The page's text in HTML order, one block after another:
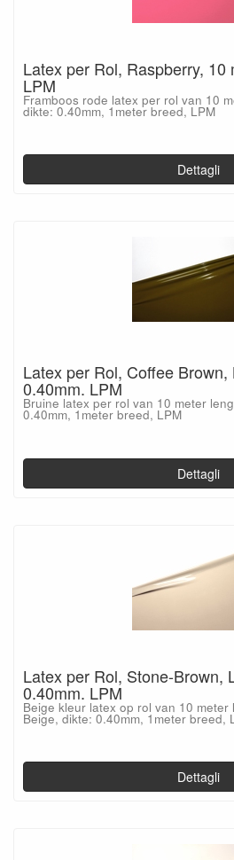
Latex per Rol, Raspberry, 10
LPM
Framboos rode latex per rol van 10
dikte: 0.40mm, 1meter breed, LPM
Dettagli
Latex per Rol, Coffee Brown,
0.40mm. LPM
Bruine latex per rol van 10 meter
0.40mm, 1meter breed, LPM
Dettagli
Latex per Rol, Stone-Brown,
0.40mm. LPM
Beige kleur latex op rol van 10 meter
Beige, dikte: 0.40mm, 1meter breed,
Dettagli